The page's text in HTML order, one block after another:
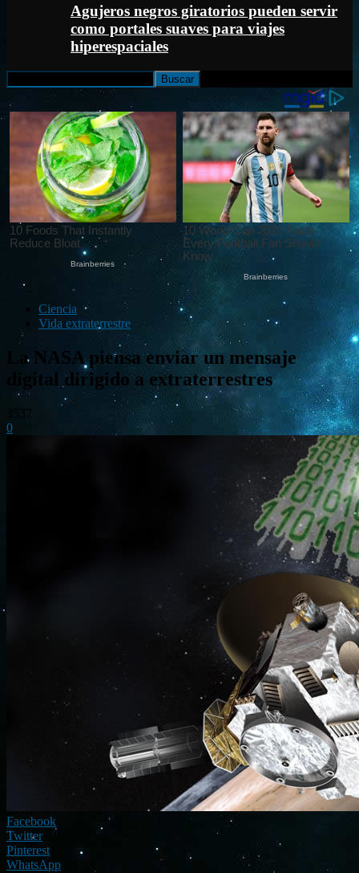
Agujeros negros giratorios pueden servir
como portales suaves para viajes
hiperespaciales
Ciencia
Vida extraterrestre
La NASA piensa enviar un mensaje
digital dirigido a extraterrestres
0
Facebook
Twitter
Pinterest
WhatsApp